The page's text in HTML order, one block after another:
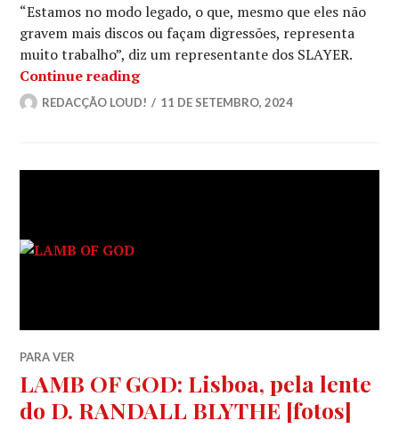
“Estamos no modo legado, o que, mesmo que eles não
gravem mais discos ou façam digressões, representa
muito trabalho”, diz um representante dos SLAYER.
Continue readingSLAYER: A tour de despedida fez
REDACÇÃO LOUD! 11 DE SETEMBRO, 2024
PARA VER
LAMB OF GOD: Lisboa, pela lente
do D. RANDALL BLYTHE [fotos]